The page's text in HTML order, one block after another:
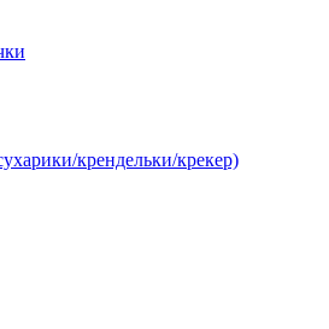
крендельки/крекер)